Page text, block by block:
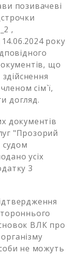
позивачеві
,
року
що
сім`ї,
догляд.
документів
"Прозорий
судом
усіх
3
ВЛК про
не можуть